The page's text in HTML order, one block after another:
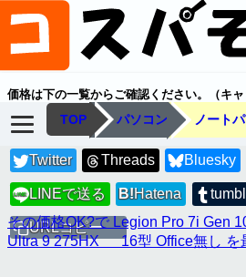
価格は下の一覧からご確認ください。（キャ
TOP パソコン ノート
Twitter Threads Bluesky
LINE LINEで送る B!Hatena
URLコピー
その価格OK?で Legion Pro 7i Gen
Ultra 9 275HX 16型 Office無し を